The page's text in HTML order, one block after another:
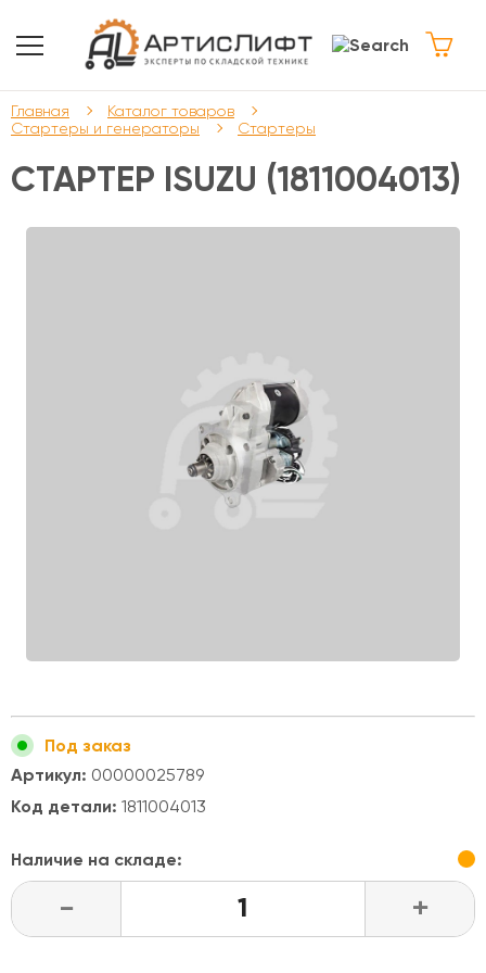
Главная
Каталог товаров
Стартеры и генераторы
Стартеры
СТАРТЕР ISUZU (1811004013)
Под заказ
Артикул: 00000025789
Код детали: 1811004013
Наличие на складе:
- +